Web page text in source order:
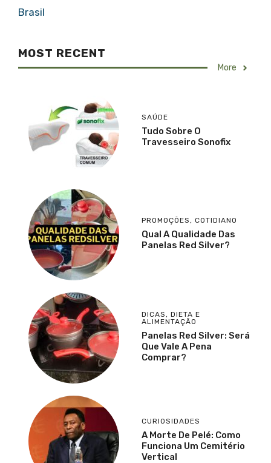
Brasil
MOST RECENT
More
SAÚDE
Tudo Sobre O
Travesseiro Sonofix
PROMOÇÕES , COTIDIANO
Qual A Qualidade Das
Panelas Red Silver?
DICAS , DIETA E
ALIMENTAÇÃO
Panelas Red Silver: Será
Que Vale A Pena
Comprar?
CURIOSIDADES
A Morte De Pelé: Como
Funciona Um Cemitério
Vertical